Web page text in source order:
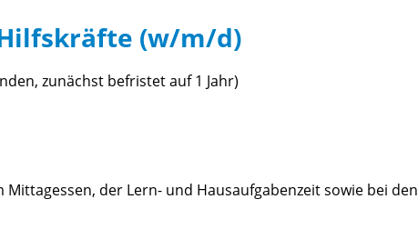
(w/m/d)
zunächst befristet auf 1 Jahr)
der Lern- und Hausaufgabenzeit sowie bei den